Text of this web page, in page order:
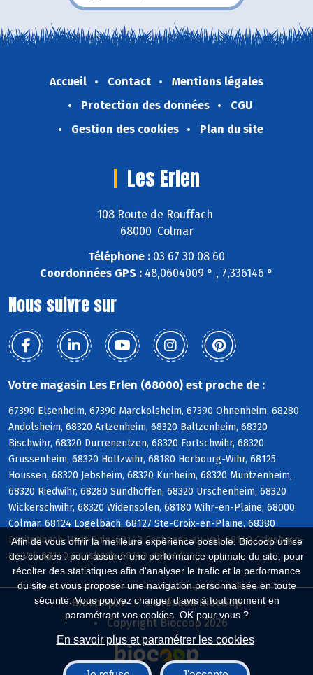
Afin de vous offrir la meilleure expérience possible, Biocoop utilise
des cookies : pour assurer une performance optimale du site, pour
récolter des statistiques afin d'analyser le trafic et la performance
du site et vous proposer une navigation personnalisée en toute
sécurité. Vous pouvez changer d'avis à tout moment en
paramétrant vos cookies. OK pour vous ?
En savoir plus et paramétrer les cookies
Accueil Contact
Mentions légales
Protection des données
CGU
Gestion des cookies
Plan du site
Les Erlen
108 Route de Rouffach
68000 Colmar
Téléphone : 03 67 30 08 60
Coordonnées GPS : 48,0604009 ° , 7,336146 °
Nous suivre sur
Votre magasin Les Erlen (68000) est proche de :
67390 Elsenheim, 67390 Marckolsheim, 67390 Ohnenheim, 68280
Andolsheim, 68320 Artzenheim, 68320 Baltzenheim, 68320
Bischwihr, 68320 Durrenentzen, 68320 Fortschwihr, 68320
Grussenheim, 68320 Holtzwihr, 68180 Horbourg-Wihr, 68125
Houssen, 68320 Jebsheim, 68320 Kunheim, 68320 Muntzenheim,
68320 Riedwihr, 68280 Sundhoffen, 68320 Urschenheim, 68320
Wickerschwihr, 68320 Widensolen, 68180 Wihr-en-Plaine, 68000
Colmar, 68124 Logelbach, 68127 Ste-Croix-en-Plaine, 68380
Breitenbach-Haut-Rhin, 68140 Eschbach-au-Val, 68140 Griesbach-
au-Val, 68140 Gunsbach, 68140 Hohrod
Biocoop.fr
Le réseau Biocoop
Copyright Biocoop 2026